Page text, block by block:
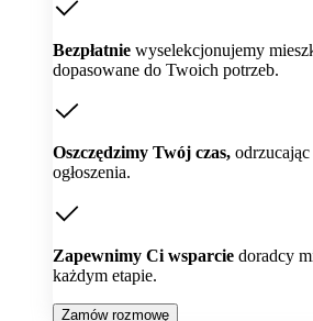
Bezpłatnie wyselekcjonujemy
dopasowane do Twoich potrzeb.
Oszczędzimy Twój czas,
ogłoszenia.
Zapewnimy Ci wsparcie doradcy
każdym etapie.
Zamów rozmowę